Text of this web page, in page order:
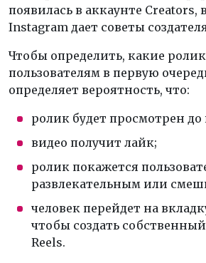
появилась в аккаунте Creators,
Instagram дает советы
Чтобы определить, какие
пользователям в первую
определяет вероятность, что:
ролик будет просмотрен до
видео получит лайк;
ролик покажется
развлекательным или
человек перейдет на
чтобы создать
Reels.